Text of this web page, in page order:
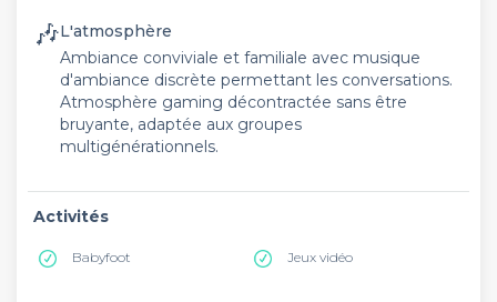
🎶L'atmosphère
Ambiance conviviale et familiale avec musique
d'ambiance discrète permettant les conversations.
Atmosphère gaming décontractée sans être
bruyante, adaptée aux groupes
multigénérationnels.
Activités
Babyfoot Jeux vidéo